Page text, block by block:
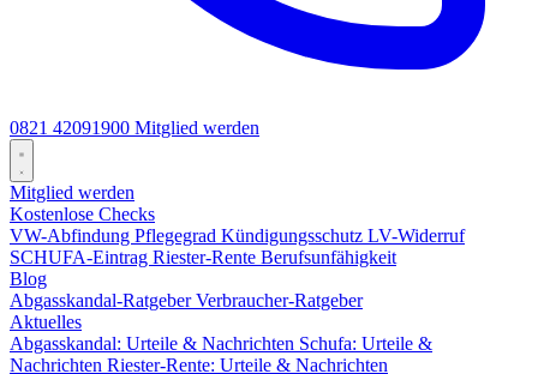
0821 42091900 Mitglied werden
Mitglied werden
Kostenlose Checks
VW-Abfindung Pflegegrad Kündigungsschutz LV-Widerruf
SCHUFA-Eintrag Riester-Rente Berufsunfähigkeit
Blog
Abgasskandal-RatgeberVerbraucher-Ratgeber
Aktuelles
Abgasskandal: Urteile & Nachrichten Schufa: Urteile &
Nachrichten Riester-Rente: Urteile & Nachrichten